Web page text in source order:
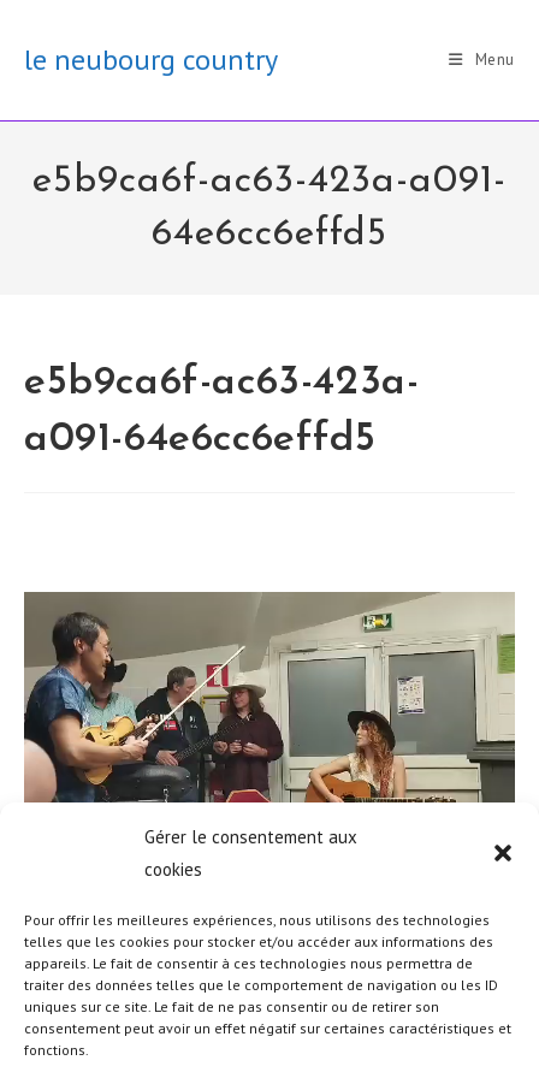
Gérer le consentement aux
cookies
Pour offrir les meilleures expériences, nous utilisons des technologies
telles que les cookies pour stocker et/ou accéder aux informations des
appareils. Le fait de consentir à ces technologies nous permettra de
traiter des données telles que le comportement de navigation ou les ID
uniques sur ce site. Le fait de ne pas consentir ou de retirer son
consentement peut avoir un effet négatif sur certaines caractéristiques et
fonctions.
contentle neubourg country Menu
e5b9ca6f-ac63-423a-a091-
64e6cc6effd5
e5b9ca6f-ac63-423a-
a091-64e6cc6effd5